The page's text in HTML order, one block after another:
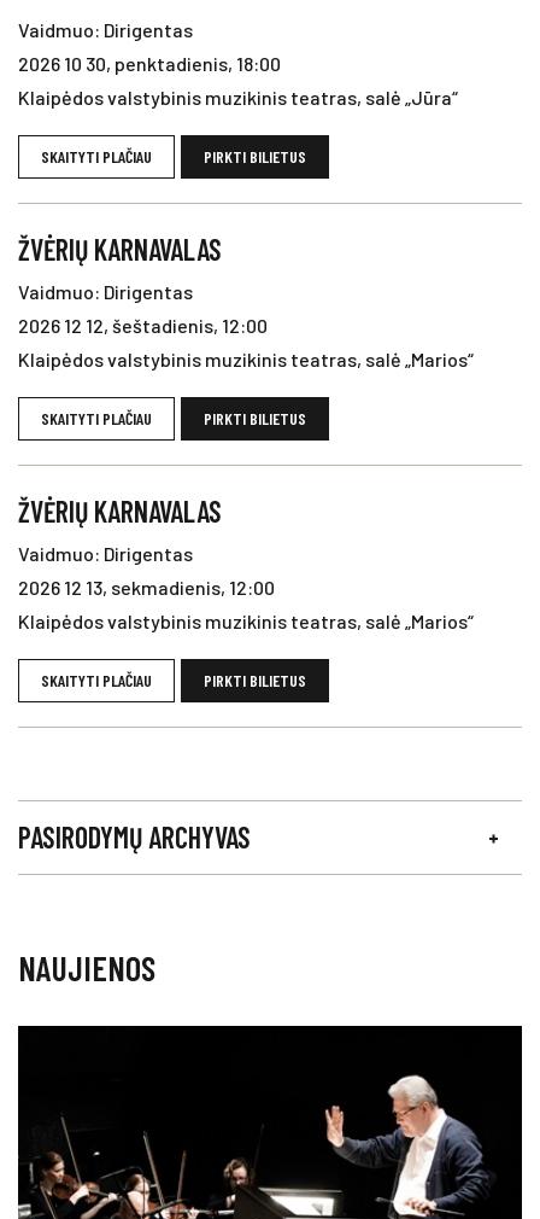
Vaidmuo: Dirigentas
2026 10 30, penktadienis, 18:00
Klaipėdos valstybinis muzikinis teatras, salė „Jūra“
SKAITYTI PLAČIAU PIRKTI BILIETUS
ŽVĖRIŲ KARNAVALAS
Vaidmuo: Dirigentas
2026 12 12, šeštadienis, 12:00
Klaipėdos valstybinis muzikinis teatras, salė „Marios“
SKAITYTI PLAČIAU PIRKTI BILIETUS
ŽVĖRIŲ KARNAVALAS
Vaidmuo: Dirigentas
2026 12 13, sekmadienis, 12:00
Klaipėdos valstybinis muzikinis teatras, salė „Marios“
SKAITYTI PLAČIAU PIRKTI BILIETUS
PASIRODYMŲ ARCHYVAS
NAUJIENOS